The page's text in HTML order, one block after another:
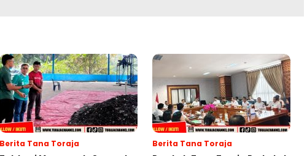
Berita Tana Toraja Berita Tana Toraja